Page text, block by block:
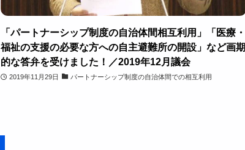
「パートナーシップ制度の自治体間相互利用」「医療・
福祉の支援の必要な方への自主避難所の開設」など画期
的な答弁を受けました！／2019年12月議会
2019年11月29日 パートナーシップ制度の自治体間での相互利用